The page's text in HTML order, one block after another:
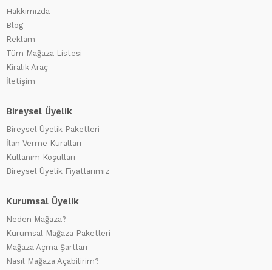
Hakkımızda
Blog
Reklam
Tüm Mağaza Listesi
Kiralık Araç
İletişim
Bireysel Üyelik
Bireysel Üyelik Paketleri
İlan Verme Kuralları
Kullanım Koşulları
Bireysel Üyelik Fiyatlarımız
Kurumsal Üyelik
Neden Mağaza?
Kurumsal Mağaza Paketleri
Mağaza Açma Şartları
Nasıl Mağaza Açabilirim?